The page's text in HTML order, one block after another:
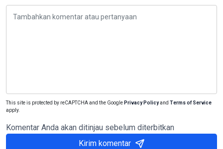
This site is protected by reCAPTCHA and the Google Privacy Policyand Terms of Service
apply.
Komentar Anda akan ditinjau sebelum diterbitkan
Kirim komentar